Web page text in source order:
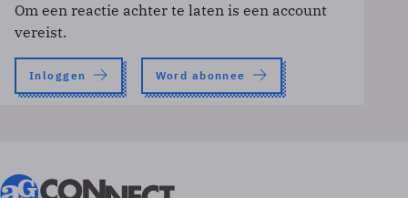
Om een reactie achter te laten is een account
vereist.
Inloggen Word abonnee